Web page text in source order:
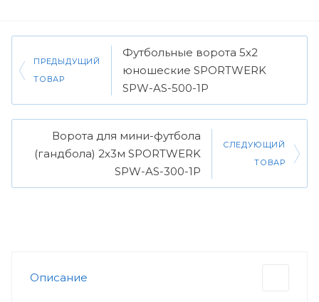
ПРЕДЫДУЩИЙ
ТОВАР
Футбольные ворота 5х2
юношеские SPORTWERK
SPW-AS-500-1P
Ворота для мини-футбола
(гандбола) 2х3м SPORTWERK
SPW-AS-300-1P
СЛЕДУЮЩИЙ
ТОВАР
Описание